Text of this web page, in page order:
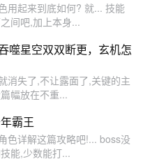
用起来到底如何? 就... 技能
间吧,加上本身...
噬星空双双断更，玄机怎
消失了,不让露面了,关键的主
幅放在不重...
霸王
色详解这篇攻略吧!... boss没
能,少数能打...